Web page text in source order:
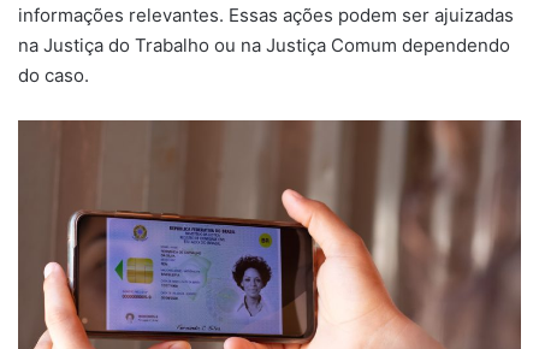
informações relevantes. Essas ações podem ser ajuizadas
na Justiça do Trabalho ou na Justiça Comum dependendo
do caso.